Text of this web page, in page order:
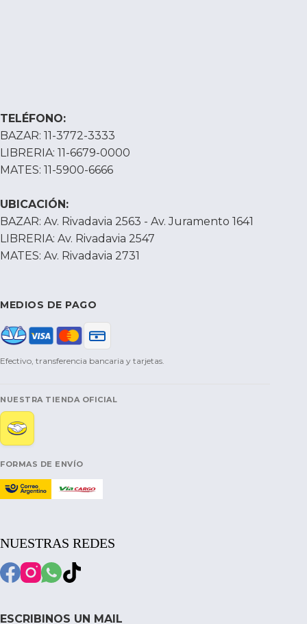
TELÉFONO:
BAZAR: 11-3772-3333
LIBRERIA: 11-6679-0000
MATES: 11-5900-6666
UBICACIÓN:
BAZAR: Av. Rivadavia 2563 - Av. Juramento 1641
LIBRERIA: Av. Rivadavia 2547
MATES: Av. Rivadavia 2731
MEDIOS DE PAGO
Efectivo, transferencia bancaria y tarjetas.
NUESTRA TIENDA OFICIAL
FORMAS DE ENVÍO
NUESTRAS REDES
ESCRIBINOS UN MAIL